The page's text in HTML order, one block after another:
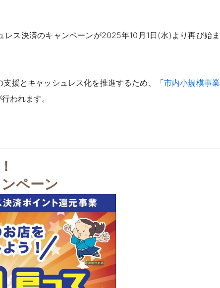
ス決済のキャンペーンが2025年10月1日(水)より再び始ま
援とキャッシュレス化を推進するため、「市内小規模事業
行われます。
ペーン